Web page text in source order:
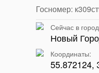
Госномер:
Сейчас в
Новый
Координаты:
55.872124,